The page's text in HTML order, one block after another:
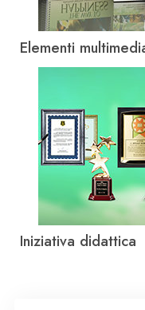
Elementi
Iniziativa didattica